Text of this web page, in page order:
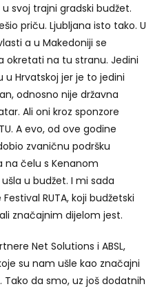
svoj trajni gradski budžet.
priču. Ljubljana isto tako. U
a u Makedoniji se
okretati na tu stranu. Jedini
Hrvatskoj jer je to jedini
odnosno nije državna
Ali oni kroz sponzore
A evo, od ove godine
zvaničnu podršku
na čelu s Kenanom
u budžet. I mi sada
RUTA, koji budžetski
značajnim dijelom jest.
Net Solutions i ABSL,
su nam ušle kao značajni
da smo, uz još dodatnih